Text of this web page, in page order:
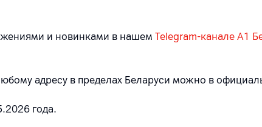
и новинками в нашем Telegram-канале A1
адресу в пределах Беларуси можно в
года.